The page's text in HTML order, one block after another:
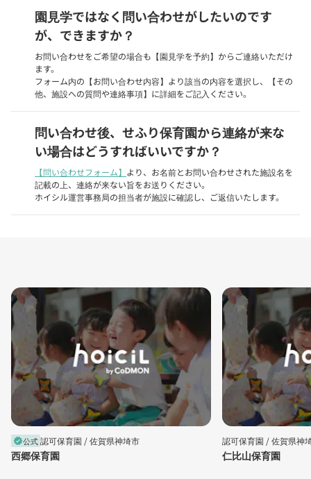
園見学ではなく問い合わせがしたいのです
が、できますか？
お問い合わせをご希望の場合も【園見学を予約】からご連絡いただけ
ます。
フォーム内の【お問い合わせ内容】より該当の内容を選択し、【その
他、施設への質問や連絡事項】に詳細をご記入ください。
問い合わせ後、せふり保育園から連絡が来な
い場合はどうすればいいですか？
【問い合わせフォーム】 より、お名前とお問い合わせされた施設名を
記載の上、連絡が来ない旨をお送りください。
ホイシル運営事務局の担当者が施設に確認し、ご返信いたします。
verified公式認可保育園 /佐賀県神埼市
西郷保育園
認可保育園 /佐賀県神
仁比山保育園